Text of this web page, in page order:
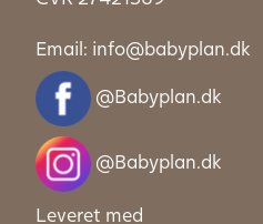
Email: info@babyplan.dk
@Babyplan.dk
@Babyplan.dk
Leveret med